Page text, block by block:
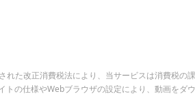
れた改正消費税法により、当サービスは消費税の
トの仕様やWebブラウザの設定により、動画を